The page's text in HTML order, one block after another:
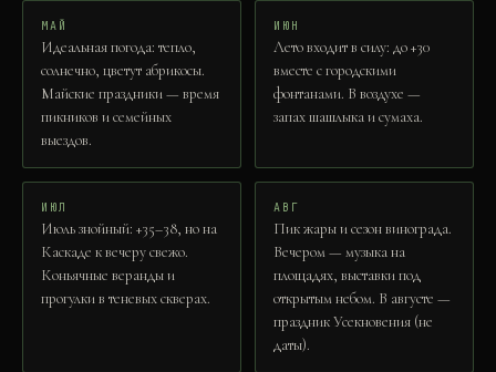
МАЙ
Идеальная погода: тепло,
солнечно, цветут абрикосы.
Майские праздники — время
пикников и семейных
выездов.
ИЮН
Лето входит в силу: до +30
вместе с городскими
фонтанами. В воздухе —
запах шашлыка и сумаха.
ИЮЛ
Июль знойный: +35–38, но на
Каскаде к вечеру свежо.
Коньячные веранды и
прогулки в теневых скверах.
АВГ
Пик жары и сезон винограда.
Вечером — музыка на
площадях, выставки под
открытым небом. В августе —
праздник Усекновения (не
даты).